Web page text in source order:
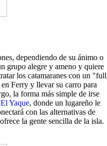
dependiendo de su ánimo o
grupo alegre y ameno y quiere
los catamaranes con un "full
Ferry y llevar su carro para
la forma más simple de irse
Yaque, donde un lugareño le
con las alternativas de
la gente sencilla de la isla.